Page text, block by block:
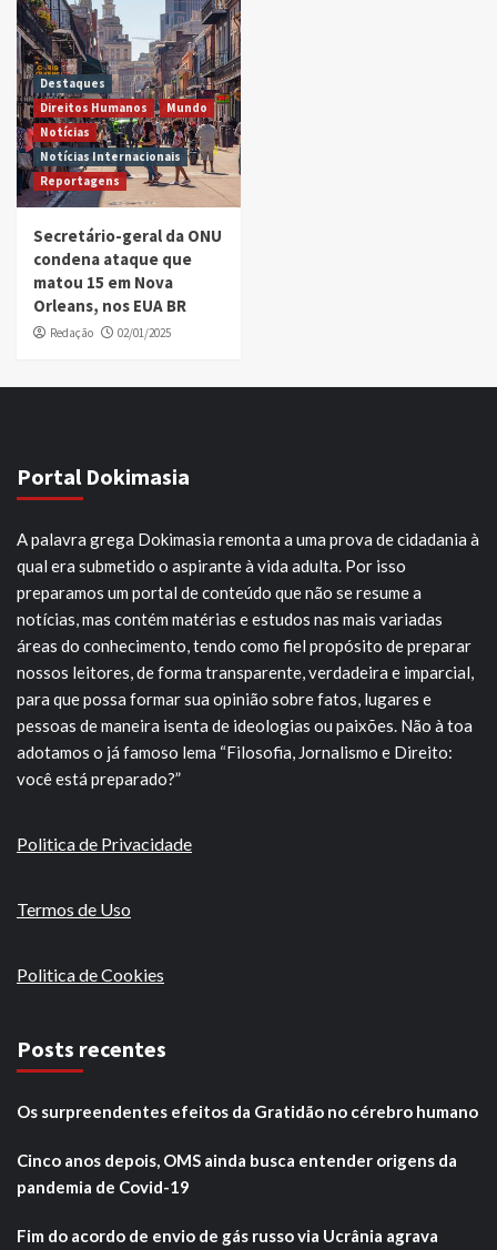
Destaques
Direitos Humanos
Mundo
Notícias
Notícias Internacionais
Reportagens
Secretário-geral da ONU
condena ataque que
matou 15 em Nova
Orleans, nos EUA BR
Redação 02/01/2025
Portal Dokimasia
A palavra grega Dokimasia remonta a uma prova de cidadania à
qual era submetido o aspirante à vida adulta. Por isso
preparamos um portal de conteúdo que não se resume a
notícias, mas contém matérias e estudos nas mais variadas
áreas do conhecimento, tendo como fiel propósito de preparar
nossos leitores, de forma transparente, verdadeira e imparcial,
para que possa formar sua opinião sobre fatos, lugares e
pessoas de maneira isenta de ideologias ou paixões. Não à toa
adotamos o já famoso lema “Filosofia, Jornalismo e Direito:
você está preparado?”
Politica de Privacidade
Termos de Uso
Politica de Cookies
Posts recentes
Os surpreendentes efeitos da Gratidão no cérebro humano
Cinco anos depois, OMS ainda busca entender origens da
pandemia de Covid-19
Fim do acordo de envio de gás russo via Ucrânia agrava